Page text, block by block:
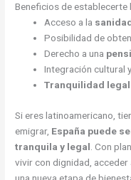
Beneficios de establecerte
Acceso a la
Posibilidad de
Derecho a una
Integración cultural
Tranquilidad legal
Si eres latinoamericano,
emigrar, España puede
tranquila y legal . Con
vivir con dignidad,
una nueva etapa de